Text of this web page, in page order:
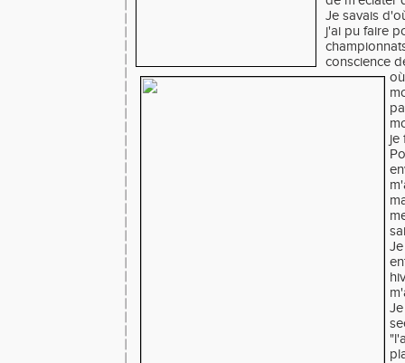
Je savais
j'ai pu faire
conscience
je